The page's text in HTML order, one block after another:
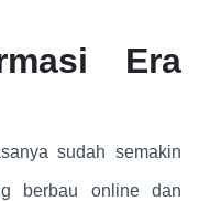
Era
sudah semakin
berbau online dan